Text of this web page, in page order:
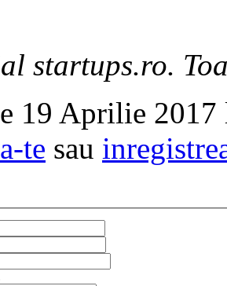
startups.ro.
19 Aprilie 2017
te sau